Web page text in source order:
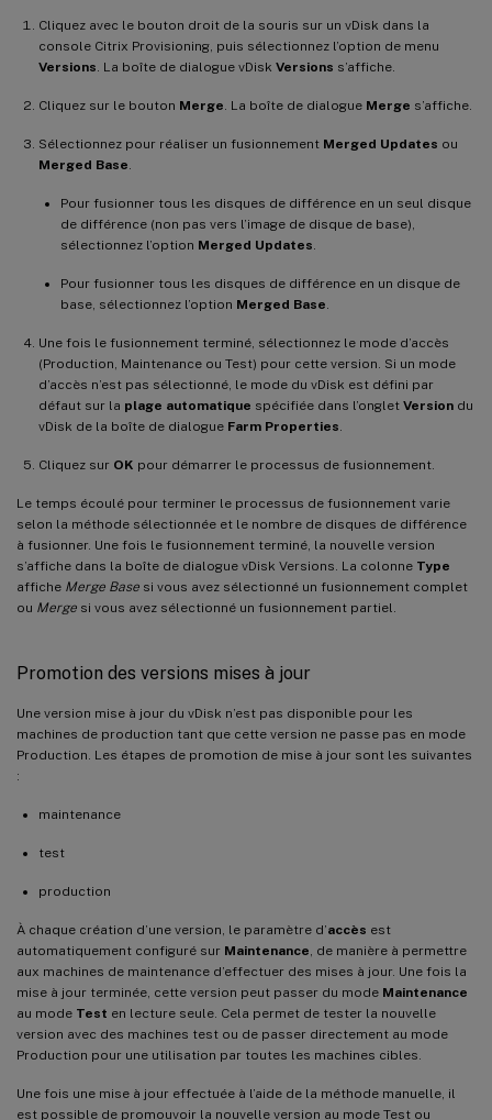
Cliquez avec le bouton droit de la souris sur un vDisk dans la
console Citrix Provisioning, puis sélectionnez l’option de menu
Versions . La boîte de dialogue vDisk Versions s’affiche.
Cliquez sur le bouton Merge . La boîte de dialogue Merge s’affiche.
Sélectionnez pour réaliser un fusionnement Merged Updates ou
Merged Base
Pour fusionner tous les disques de différence en un seul disque
de différence (non pas vers l’image de disque de base),
sélectionnez l’option Merged Updates
Pour fusionner tous les disques de différence en un disque de
base, sélectionnez l’option Merged Base
Une fois le fusionnement terminé, sélectionnez le mode d’accès
(Production, Maintenance ou Test) pour cette version. Si un mode
d’accès n’est pas sélectionné, le mode du vDisk est défini par
défaut sur la plage automatique spécifiée dans l’onglet Version du
vDisk de la boîte de dialogue Farm Properties
Cliquez sur OK pour démarrer le processus de fusionnement.
Le temps écoulé pour terminer le processus de fusionnement varie
selon la méthode sélectionnée et le nombre de disques de différence
à fusionner. Une fois le fusionnement terminé, la nouvelle version
s’affiche dans la boîte de dialogue vDisk Versions. La colonne Type
affiche Merge Base si vous avez sélectionné un fusionnement complet
ou Merge si vous avez sélectionné un fusionnement partiel.
Promotion des versions mises à jour
Une version mise à jour du vDisk n’est pas disponible pour les
machines de production tant que cette version ne passe pas en mode
Production. Les étapes de promotion de mise à jour sont les suivantes
:
maintenance
test
production
À chaque création d’une version, le paramètre d’accès est
automatiquement configuré sur Maintenance , de manière à permettre
aux machines de maintenance d’effectuer des mises à jour. Une fois la
mise à jour terminée, cette version peut passer du mode Maintenance
au mode Test en lecture seule. Cela permet de tester la nouvelle
version avec des machines test ou de passer directement au mode
Production pour une utilisation par toutes les machines cibles.
Une fois une mise à jour effectuée à l’aide de la méthode manuelle, il
est possible de promouvoir la nouvelle version au mode Test ou